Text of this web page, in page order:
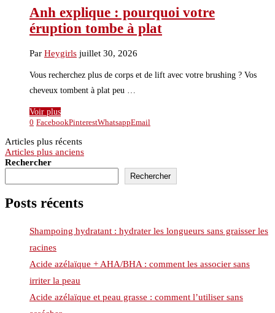
Anh explique : pourquoi votre
éruption tombe à plat
Par Heygirls juillet 30, 2026
Vous recherchez plus de corps et de lift avec votre brushing ? Vos
cheveux tombent à plat peu …
Voir plus
0 FacebookPinterestWhatsappEmail
Articles plus récents
Articles plus anciens
Rechercher
Rechercher
Posts récents
Shampoing hydratant : hydrater les longueurs sans graisser les
racines
Acide azélaïque + AHA/BHA : comment les associer sans
irriter la peau
Acide azélaïque et peau grasse : comment l’utiliser sans